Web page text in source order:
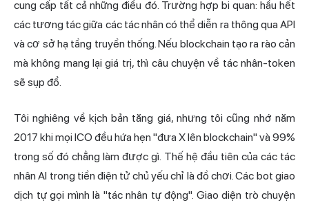
cung cấp tất cả những điều đó. Trường hợp bi quan: hầu hết
các tương tác giữa các tác nhân có thể diễn ra thông qua API
và cơ sở hạ tầng truyền thống. Nếu blockchain tạo ra rào cản
mà không mang lại giá trị, thì câu chuyện về tác nhân-token
sẽ sụp đổ.
Tôi nghiêng về kịch bản tăng giá, nhưng tôi cũng nhớ năm
2017 khi mọi ICO đều hứa hẹn "đưa X lên blockchain" và 99%
trong số đó chẳng làm được gì. Thế hệ đầu tiên của các tác
nhân AI trong tiền điện tử chủ yếu chỉ là đồ chơi. Các bot giao
dịch tự gọi mình là "tác nhân tự động". Giao diện trò chuyện